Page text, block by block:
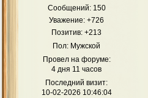
Сообщений:150
Уважение: +726
Позитив: +213
Пол: Мужской
Провел на форуме:
4 дня 11 часов
Последний визит:
10-02-2026 10:46:04